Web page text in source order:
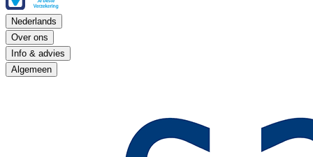
Nederlands
Over ons
Info & advies
Algemeen